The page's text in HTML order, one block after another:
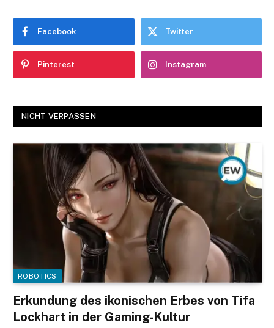
Facebook Twitter
Pinterest Instagram
NICHT VERPASSEN
ROBOTICS
Erkundung des ikonischen Erbes von Tifa
Lockhart in der Gaming-Kultur